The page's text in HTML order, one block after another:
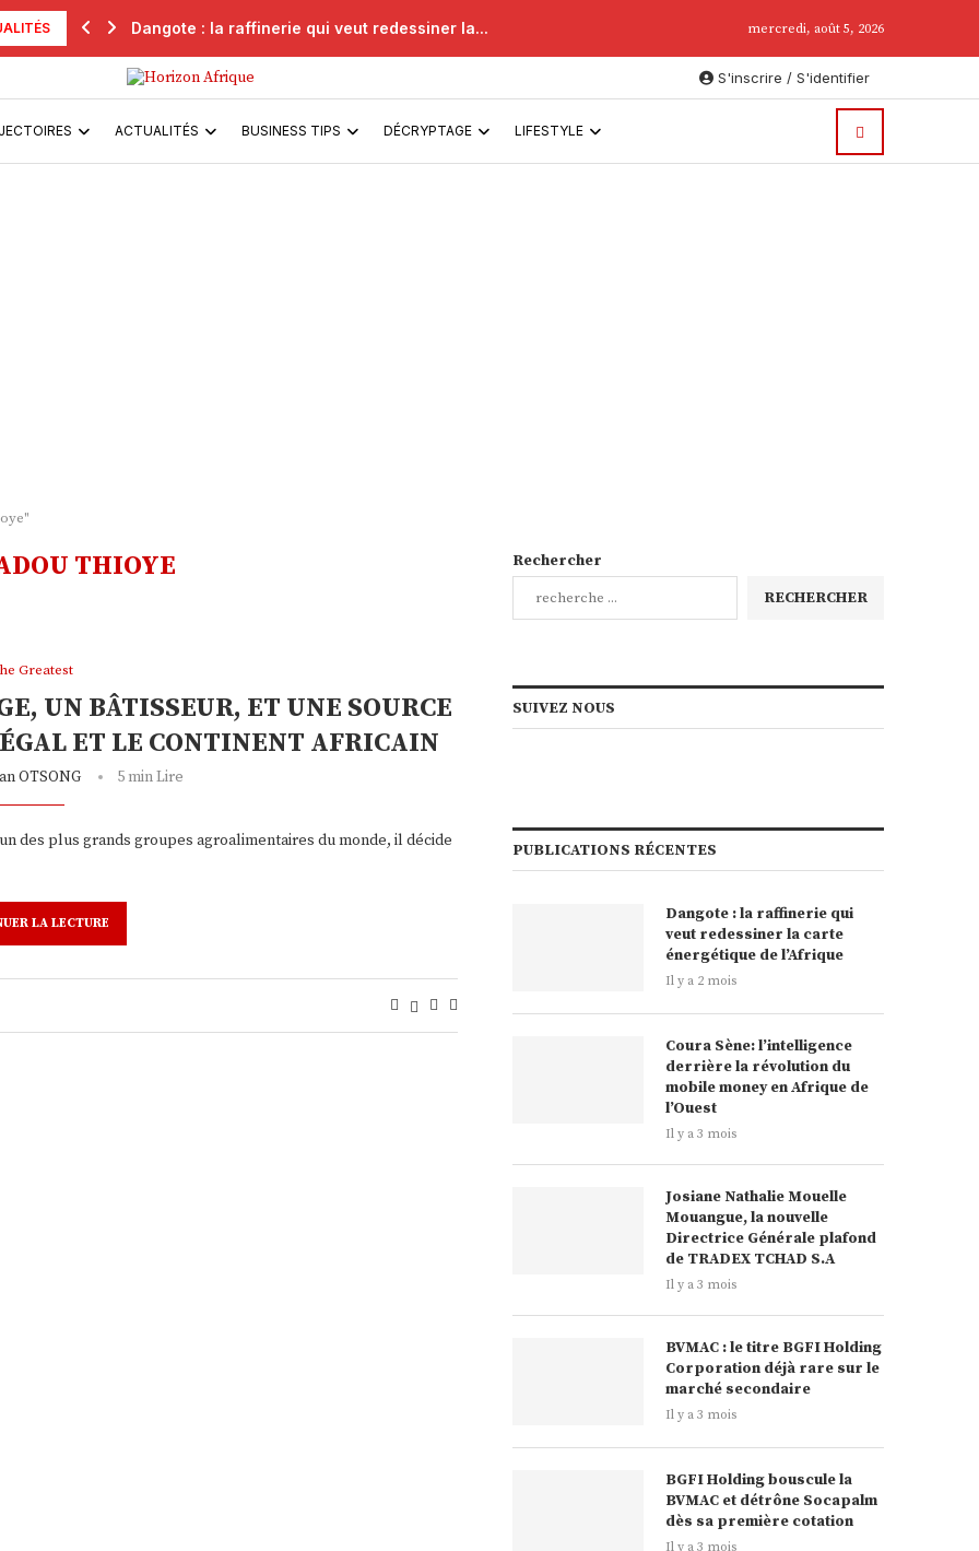
Dangote : la raffinerie qui veut redessiner la... mercredi, août 5, 2026
S'inscrire / S'identifier
ACTUALITÉS BUSINESS TIPS DÉCRYPTAGE LIFESTYLE
THIOYE
Greatest
UN BÂTISSEUR, ET UNE SOURCE
ET LE CONTINENT AFRICAIN
OTSONG 5 min Lire
des plus grands groupes agroalimentaires du monde, il décide
LA LECTURE
Rechercher
RECHERCHER
SUIVEZ NOUS
PUBLICATIONS RÉCENTES
Dangote : la raffinerie qui
veut redessiner la carte
énergétique de l’Afrique
Il y a 2 mois
Coura Sène: l’intelligence
derrière la révolution du
mobile money en Afrique de
l’Ouest
Il y a 3 mois
Josiane Nathalie Mouelle
Mouangue, la nouvelle
Directrice Générale plafond
de TRADEX TCHAD S.A
Il y a 3 mois
BVMAC : le titre BGFI Holding
Corporation déjà rare sur le
marché secondaire
Il y a 3 mois
BGFI Holding bouscule la
BVMAC et détrône Socapalm
dès sa première cotation
Il y a 3 mois